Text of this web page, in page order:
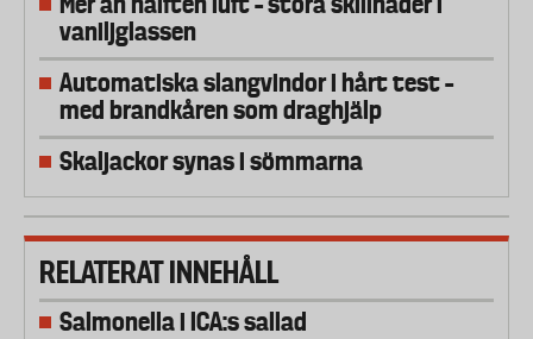
vaniljglassen
Automatiska slangvindor i hårt test –
med brandkåren som draghjälp
Skaljackor synas i sömmarna
RELATERAT INNEHÅLL
Salmonella i ICA:s sallad